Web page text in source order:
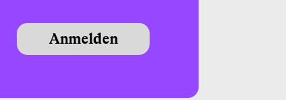
Anmelden